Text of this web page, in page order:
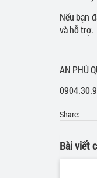
Nếu bạn
và hỗ trợ.
AN PHÚ
Share:
Bài viết